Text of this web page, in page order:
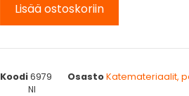
Lisää ostoskoriin
Koodi6979 Osasto Katemateriaalit,
NI